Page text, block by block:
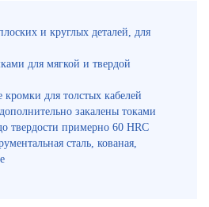
и круглых деталей, для
для мягкой и твердой
для толстых кабелей
закалены токами
твердости примерно 60 HRC
сталь, кованая,